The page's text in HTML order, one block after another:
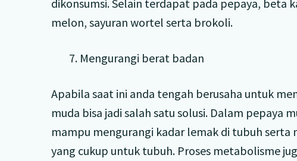
dikonsumsi. Selain terdapat pada pepaya, beta
melon, sayuran wortel serta brokoli.
7. Mengurangi berat badan
Apabila saat ini anda tengah berusaha untuk
muda bisa jadi salah satu solusi. Dalam pepaya
mampu mengurangi kadar lemak di tubuh
yang cukup untuk tubuh. Proses metabolisme